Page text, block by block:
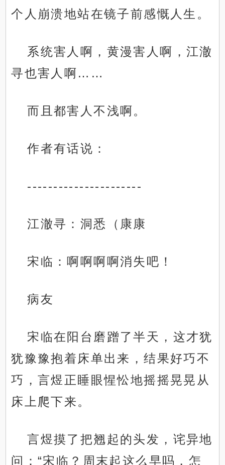
个人崩溃地站在镜子前感慨人生。
系统害人啊，黄漫害人啊，江澈
寻也害人啊……
而且都害人不浅啊。
作者有话说：
----------------------
江澈寻：洞悉（康康
宋临：啊啊啊啊消失吧！
病友
宋临在阳台磨蹭了半天，这才犹
犹豫豫抱着床单出来，结果好巧不
巧，言煜正睡眼惺忪地摇摇晃晃从
床上爬下来。
言煜摸了把翘起的头发，诧异地
问：“宋临？周末起这么早吗，怎